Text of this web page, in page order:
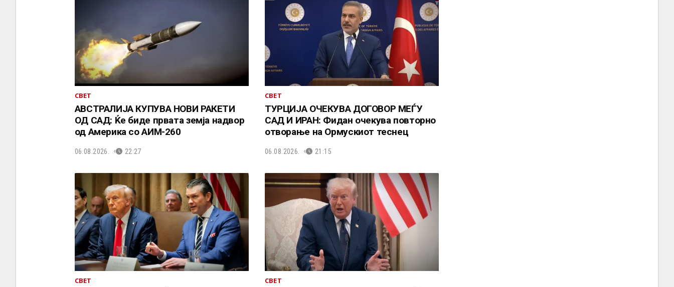
СВЕТ
АВСТРАЛИЈА КУПУВА НОВИ РАКЕТИ
ОД САД: Ќе биде првата земја надвор
од Америка со АИМ-260
06.08.2026. 22:27
СВЕТ
ТУРЦИЈА ОЧЕКУВА ДОГОВОР МЕЃУ
САД И ИРАН: Фидан очекува повторно
отворање на Ормускиот теснец
06.08.2026. 21:15
СВЕТ СВЕТ